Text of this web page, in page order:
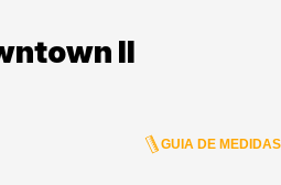
II
GUIA DE MEDIDAS